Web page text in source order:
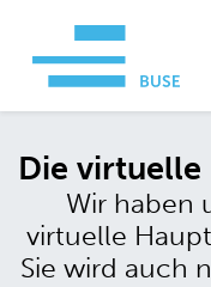
Die
Wir haben
virtuelle
Sie wird auch